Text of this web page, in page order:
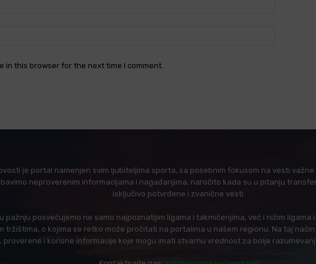
in this browser for the next time I comment.
je portal namenjen svim ljubiteljima sporta, sa posebnim fokusom na vesti
neproverenim informacijama i nagađanjima, naročito kada su u pitanju
isključivo potvrđene i zvanične vesti.
pažnju posvećujemo ne samo najpoznatijim ligama i takmičenjima, već i nižim ligama
tržištima, o kojima se retko može pročitati na portalima u našem regionu. Na taj
proverene i korisne informacije koje mogu imati stvarnu vrednost za bolje